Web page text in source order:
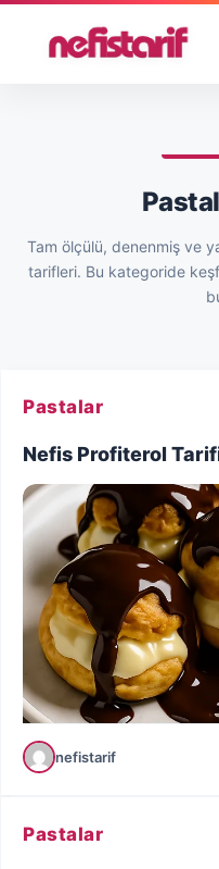
Tam ölçülü, denenmiş ve
tarifleri. Bu kategoride
Pastalar
Nefis Profiterol
nefistarif
Pastalar